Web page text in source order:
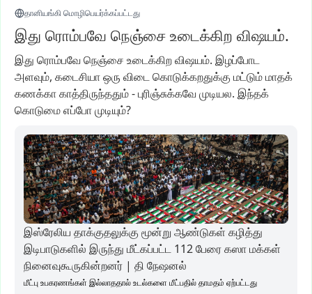
தானியங்கி மொழிபெயர்க்கப்பட்டது
இது ரொம்பவே நெஞ்சை உடைக்கிற விஷயம்.
இது ரொம்பவே நெஞ்சை உடைக்கிறவிஷயம். இழப்போட
அளவும், கடைசியாஒரு விடைகொடுக்கறதுக்கு மட்டும்மாதக்
கணக்காகாத்திருந்ததும்-புரிஞ்சுக்கவே முடியல. இந்தக்
கொடுமைஎப்போமுடியும்?
இஸ்ரேலிய தாக்குதலுக்கு மூன்று ஆண்டுகள் கழித்து
இடிபாடுகளில் இருந்து மீட்கப்பட்ட 112 பேரை கஸா மக்கள்
நினைவுகூருகின்றனர் | தி நேஷனல்
மீட்பு உபகரணங்கள் இல்லாததால் உடல்களை மீட்பதில் தாமதம் ஏற்பட்டது